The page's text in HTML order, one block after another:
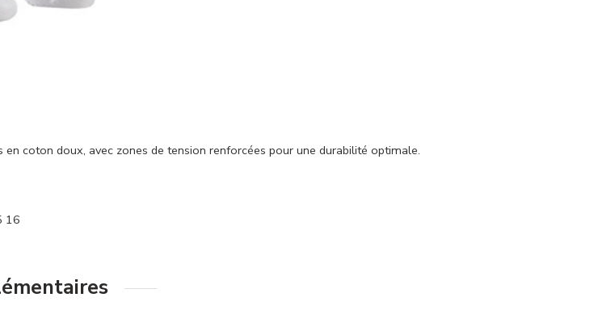
en coton doux, avec zones de tension renforcées pour une durabilité optimale.
16